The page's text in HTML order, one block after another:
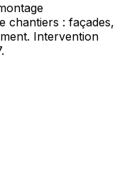
chantiers : façades,
Intervention